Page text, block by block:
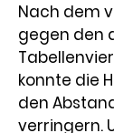
Nach dem
gegen den
konnte die
den
verringern.